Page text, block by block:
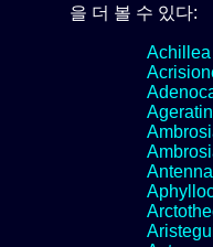
을 더 볼 수 있다:
Achillea